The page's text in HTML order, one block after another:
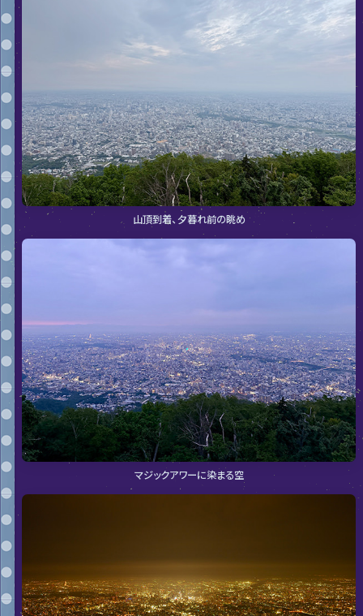
山頂到着、夕暮れ前の眺め
マジックアワーに染まる空